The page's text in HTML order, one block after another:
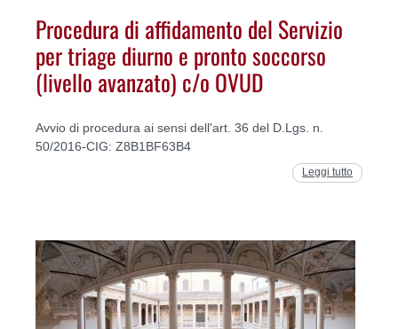
Procedura di affidamento del Servizio
per triage diurno e pronto soccorso
(livello avanzato) c/o OVUD
Avvio di procedura ai sensi dell'art. 36 del D.Lgs. n.
50/2016-CIG: Z8B1BF63B4
Leggi tutto